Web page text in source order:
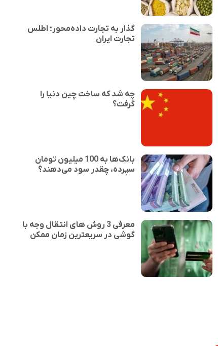
گذار به تجارت داده‌محور؛ اطلس
تجارت ایران
چه شد که ساخت چین دنیا را
گرفت؟
بانک‌ها به 100 میلیون تومان
سپرده، چقدر سود می‌دهند؟
معرفی 3 روش های انتقال وجه با
گوشی در سریعترین زمان ممکن